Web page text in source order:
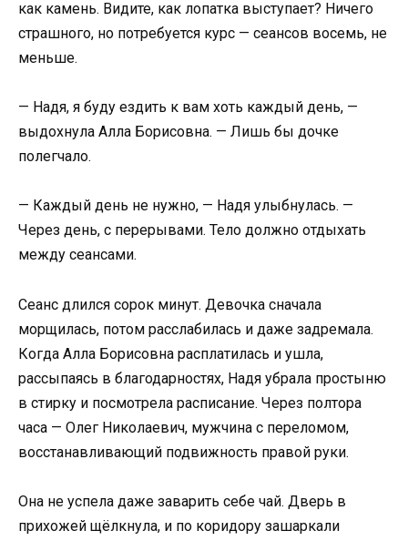
как камень. Видите, как лопатка выступает? Ничего
страшного, но потребуется курс — сеансов восемь, не
меньше.
— Надя, я буду ездить к вам хоть каждый день, —
выдохнула Алла Борисовна. — Лишь бы дочке
полегчало.
— Каждый день не нужно, — Надя улыбнулась. —
Через день, с перерывами. Тело должно отдыхать
между сеансами.
Сеанс длился сорок минут. Девочка сначала
морщилась, потом расслабилась и даже задремала.
Когда Алла Борисовна расплатилась и ушла,
рассыпаясь в благодарностях, Надя убрала простыню
в стирку и посмотрела расписание. Через полтора
часа — Олег Николаевич, мужчина с переломом,
восстанавливающий подвижность правой руки.
Она не успела даже заварить себе чай. Дверь в
прихожей щёлкнула, и по коридору зашаркали